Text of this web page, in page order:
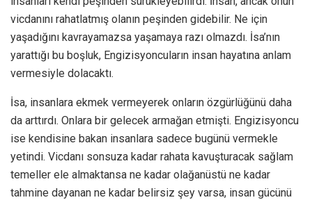
vicdanını rahatlatmış olanın peşinden gidebilir. Ne için
yaşadığını kavrayamazsa yaşamaya razı olmazdı. İsa’nın
yarattığı bu boşluk, Engizisyoncuların insan hayatına anlam
vermesiyle dolacaktı.
İsa, insanlara ekmek vermeyerek onların özgürlüğünü daha
da arttırdı. Onlara bir gelecek armağan etmişti. Engizisyoncu
ise kendisine bakan insanlara sadece bugünü vermekle
yetindi. Vicdanı sonsuza kadar rahata kavuşturacak sağlam
temeller ele almaktansa ne kadar olağanüstü ne kadar
tahmine dayanan ne kadar belirsiz şey varsa, insan gücünü